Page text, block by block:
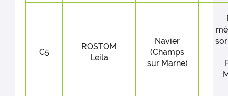
C5
ROSTOM
Leila
Navier
(Champs
sur Marne)